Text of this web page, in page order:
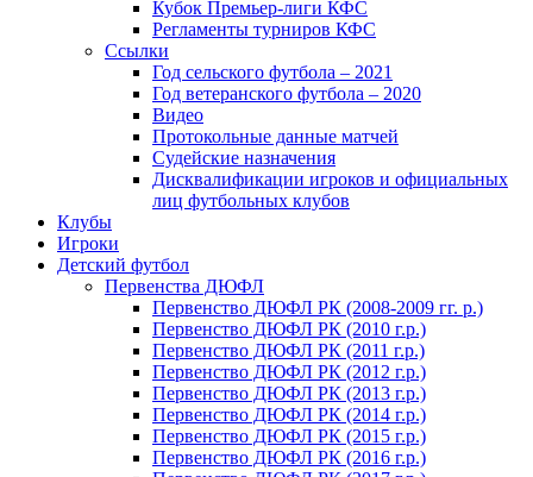
Кубок Премьер-лиги КФС
Регламенты турниров КФС
Ссылки
Год сельского футбола – 2021
Год ветеранского футбола – 2020
Видео
Протокольные данные матчей
Судейские назначения
Дисквалификации игроков и официальных
лиц футбольных клубов
Клубы
Игроки
Детский футбол
Первенства ДЮФЛ
Первенство ДЮФЛ РК (2008-2009 гг. р.)
Первенство ДЮФЛ РК (2010 г.р.)
Первенство ДЮФЛ РК (2011 г.р.)
Первенство ДЮФЛ РК (2012 г.р.)
Первенство ДЮФЛ РК (2013 г.р.)
Первенство ДЮФЛ РК (2014 г.р.)
Первенство ДЮФЛ РК (2015 г.р.)
Первенство ДЮФЛ РК (2016 г.р.)